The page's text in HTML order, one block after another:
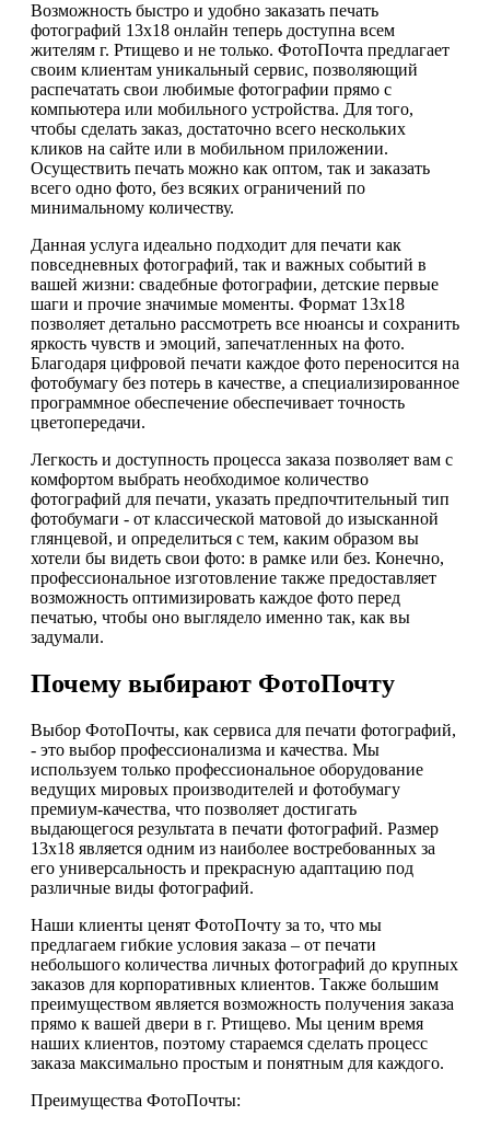
Возможность быстро и удобно заказать печать
фотографий 13х18 онлайн теперь доступна всем
жителям г. Ртищево и не только. ФотоПочта предлагает
своим клиентам уникальный сервис, позволяющий
распечатать свои любимые фотографии прямо с
компьютера или мобильного устройства. Для того,
чтобы сделать заказ, достаточно всего нескольких
кликов на сайте или в мобильном приложении.
Осуществить печать можно как оптом, так и заказать
всего одно фото, без всяких ограничений по
минимальному количеству.
Данная услуга идеально подходит для печати как
повседневных фотографий, так и важных событий в
вашей жизни: свадебные фотографии, детские первые
шаги и прочие значимые моменты. Формат 13х18
позволяет детально рассмотреть все нюансы и сохранить
яркость чувств и эмоций, запечатленных на фото.
Благодаря цифровой печати каждое фото переносится на
фотобумагу без потерь в качестве, а специализированное
программное обеспечение обеспечивает точность
цветопередачи.
Легкость и доступность процесса заказа позволяет вам с
комфортом выбрать необходимое количество
фотографий для печати, указать предпочтительный тип
фотобумаги - от классической матовой до изысканной
глянцевой, и определиться с тем, каким образом вы
хотели бы видеть свои фото: в рамке или без. Конечно,
профессиональное изготовление также предоставляет
возможность оптимизировать каждое фото перед
печатью, чтобы оно выглядело именно так, как вы
задумали.
Почему выбирают ФотоПочту
Выбор ФотоПочты, как сервиса для печати фотографий,
- это выбор профессионализма и качества. Мы
используем только профессиональное оборудование
ведущих мировых производителей и фотобумагу
премиум-качества, что позволяет достигать
выдающегося результата в печати фотографий. Размер
13х18 является одним из наиболее востребованных за
его универсальность и прекрасную адаптацию под
различные виды фотографий.
Наши клиенты ценят ФотоПочту за то, что мы
предлагаем гибкие условия заказа – от печати
небольшого количества личных фотографий до крупных
заказов для корпоративных клиентов. Также большим
преимуществом является возможность получения заказа
прямо к вашей двери в г. Ртищево. Мы ценим время
наших клиентов, поэтому стараемся сделать процесс
заказа максимально простым и понятным для каждого.
Преимущества ФотоПочты: